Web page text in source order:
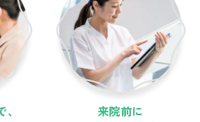
来院前に